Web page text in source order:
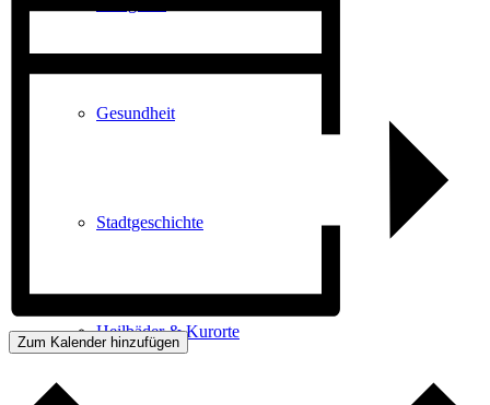
Gesundheit
Stadtgeschichte
Heilbäder & Kurorte
Zum Kalender hinzufügen